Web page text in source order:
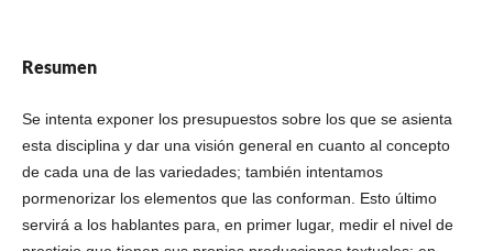
Resumen
Se intenta exponer los presupuestos sobre los que se asienta
esta disciplina y dar una visión general en cuanto al concepto
de cada una de las variedades; también intentamos
pormenorizar los elementos que las conforman. Esto último
servirá a los hablantes para, en primer lugar, medir el nivel de